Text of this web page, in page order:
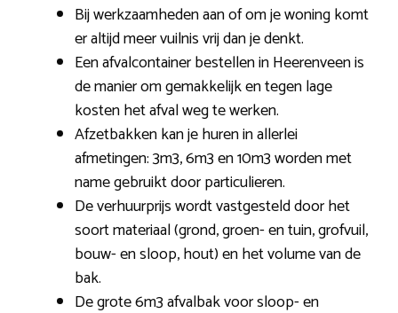
Bij werkzaamheden aan of om je woning komt
er altijd meer vuilnis vrij dan je denkt.
Een afvalcontainer bestellen in Heerenveen is
de manier om gemakkelijk en tegen lage
kosten het afval weg te werken.
Afzetbakken kan je huren in allerlei
afmetingen: 3m3, 6m3 en 10m3 worden met
name gebruikt door particulieren.
De verhuurprijs wordt vastgesteld door het
soort materiaal (grond, groen- en tuin, grofvuil,
bouw- en sloop, hout) en het volume van de
bak.
De grote 6m3 afvalbak voor sloop- en